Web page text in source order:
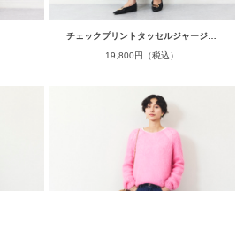
チェックプリントタッセルジャージ…
19,800円（税込）